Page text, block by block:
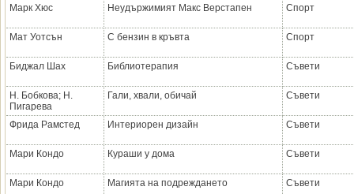
Марк Хюс Неудържимият Макс Верстапен Спорт
Мат Уотсън С бензин в кръвта Спорт
Биджал Шах Библиотерапия Съвети
Н. Бобкова; Н.
Пигарева
Гали, хвали, обичай Съвети
Фрида Рамстед Интериорен дизайн Съвети
Мари Кондо Кураши у дома Съвети
Мари Кондо Магията на подреждането Съвети